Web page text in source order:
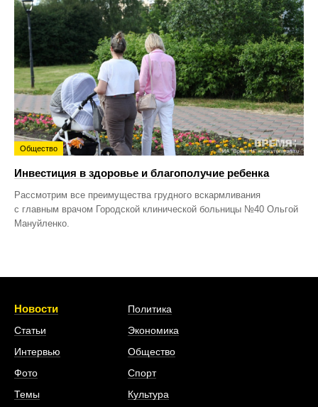
Общество
Инвестиция в здоровье и благополучие ребенка
Рассмотрим все преимущества грудного вскармливания
с главным врачом Городской клинической больницы №40 Ольгой
Мануйленко.
Новости
Статьи
Интервью
Фото
Темы
Политика
Экономика
Общество
Спорт
Культура